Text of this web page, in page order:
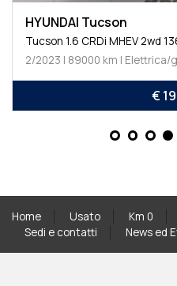
HYUNDAI Tucson
Tucson 1.6 CRDi MHEV 2wd
2/2023 | 89000 km |
€
Home Usato Km 0
Sedi e contatti
News ed